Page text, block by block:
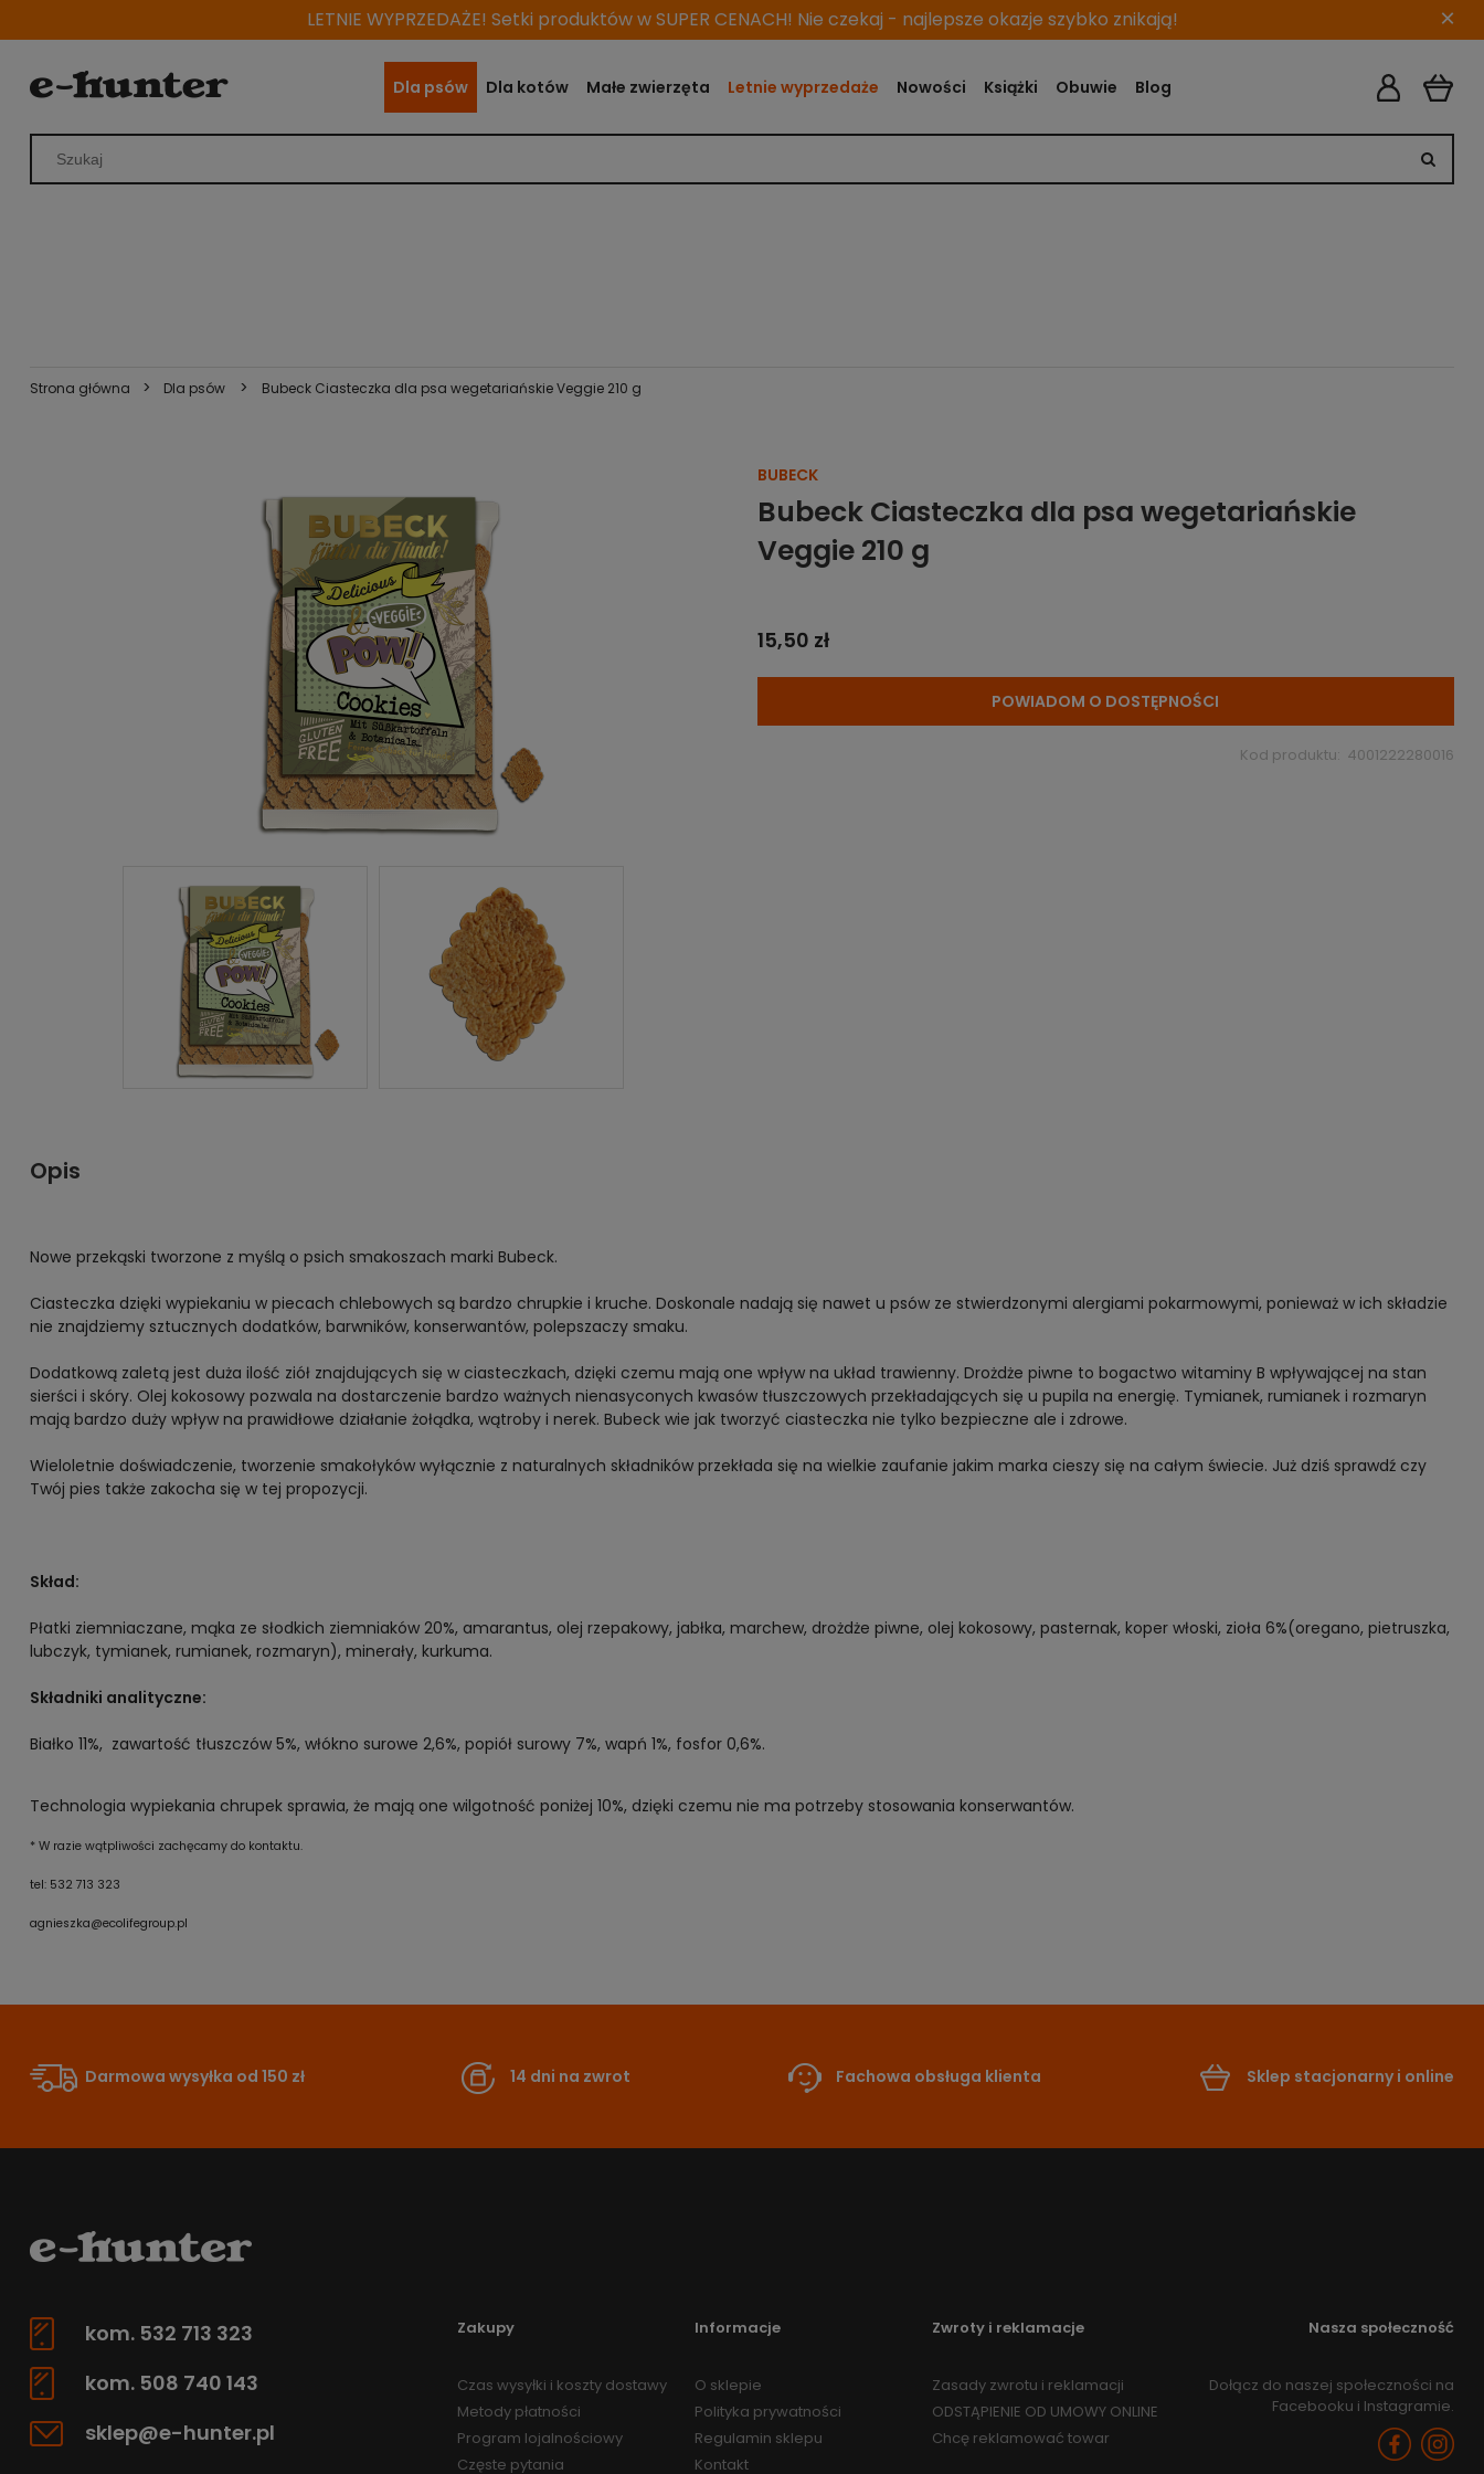
LETNIE WYPRZEDAŻE! Setki produktów w SUPER CENACH! Nie czekaj - najlepsze okazje szybko znikają! ×
Dla psów Dla kotów Małe zwierzęta Letnie wyprzedaże Nowości Książki Obuwie Blog
Strona główna > Dla psów > Bubeck Ciasteczka dla psa wegetariańskie Veggie 210 g
BUBECK
Bubeck Ciasteczka dla psa wegetariańskie
Veggie 210 g
15,50 zł
POWIADOM O DOSTĘPNOŚCI
Kod produktu: 4001222280016
Opis
Nowe przekąski tworzone z myślą o psich smakoszach marki Bubeck.
Ciasteczka dzięki wypiekaniu w piecach chlebowych są bardzo chrupkie i kruche. Doskonale nadają się nawet u psów ze stwierdzonymi alergiami pokarmowymi, ponieważ w ich składzie
nie znajdziemy sztucznych dodatków, barwników, konserwantów, polepszaczy smaku.
Dodatkową zaletą jest duża ilość ziół znajdujących się w ciasteczkach, dzięki czemu mają one wpływ na układ trawienny. Drożdże piwne to bogactwo witaminy B wpływającej na stan
sierści i skóry. Olej kokosowy pozwala na dostarczenie bardzo ważnych nienasyconych kwasów tłuszczowych przekładających się u pupila na energię. Tymianek, rumianek i rozmaryn
mają bardzo duży wpływ na prawidłowe działanie żołądka, wątroby i nerek. Bubeck wie jak tworzyć ciasteczka nie tylko bezpieczne ale i zdrowe.
Wieloletnie doświadczenie, tworzenie smakołyków wyłącznie z naturalnych składników przekłada się na wielkie zaufanie jakim marka cieszy się na całym świecie. Już dziś sprawdź czy
Twój pies także zakocha się w tej propozycji.
Skład:
Płatki ziemniaczane, mąka ze słodkich ziemniaków 20%, amarantus, olej rzepakowy, jabłka, marchew, drożdże piwne, olej kokosowy, pasternak, koper włoski, zioła 6%(oregano, pietruszka,
lubczyk, tymianek, rumianek, rozmaryn), minerały, kurkuma.
Składniki analityczne:
Białko 11%, zawartość tłuszczów 5%, włókno surowe 2,6%, popiół surowy 7%, wapń 1%, fosfor 0,6%.
Technologia wypiekania chrupek sprawia, że mają one wilgotność poniżej 10%, dzięki czemu nie ma potrzeby stosowania konserwantów.
* W razie wątpliwości zachęcamy do kontaktu.
tel: 532 713 323
agnieszka@ecolifegroup.pl
Darmowa wysyłka od 150 zł 14 dni na zwrot Fachowa obsługa klienta Sklep stacjonarny i online
kom. 532 713 323
kom. 508 740 143
sklep@e-hunter.pl
Zakupy
Czas wysyłki i koszty dostawy
Metody płatności
Program lojalnościowy
Częste pytania
Informacje
O sklepie
Polityka prywatności
Regulamin sklepu
Kontakt
Zwroty i reklamacje
Zasady zwrotu i reklamacji
ODSTĄPIENIE OD UMOWY ONLINE
Chcę reklamować towar
Nasza społeczność
Dołącz do naszej społeczności na
Facebooku i Instagramie.